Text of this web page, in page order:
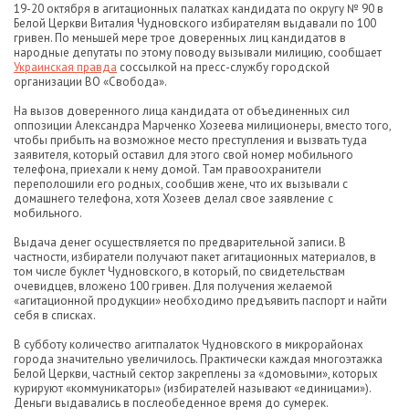
19-20 октября в агитационных палатках кандидата по округу № 90 в
Белой Церкви Виталия Чудновского избирателям выдавали по 100
гривен. По меньшей мере трое доверенных лиц кандидатов в
народные депутаты по этому поводу вызывали милицию, сообщает
Украинская правда соссылкой на пресс-службу городской
организации ВО «Свобода».
На вызов доверенного лица кандидата от объединенных сил
оппозиции Александра Марченко Хозеева милиционеры, вместо того,
чтобы прибыть на возможное место преступления и вызвать туда
заявителя, который оставил для этого свой номер мобильного
телефона, приехали к нему домой. Там правоохранители
переполошили его родных, сообщив жене, что их вызывали с
домашнего телефона, хотя Хозеев делал свое заявление с
мобильного.
Выдача денег осуществляется по предварительной записи. В
частности, избиратели получают пакет агитационных материалов, в
том числе буклет Чудновского, в который, по свидетельствам
очевидцев, вложено 100 гривен. Для получения желаемой
«агитационной продукции» необходимо предъявить паспорт и найти
себя в списках.
В субботу количество агитпалаток Чудновского в микрорайонах
города значительно увеличилось. Практически каждая многоэтажка
Белой Церкви, частный сектор закреплены за «домовыми», которых
курируют «коммуникаторы» (избирателей называют «единицами»).
Деньги выдавались в послеобеденное время до сумерек.